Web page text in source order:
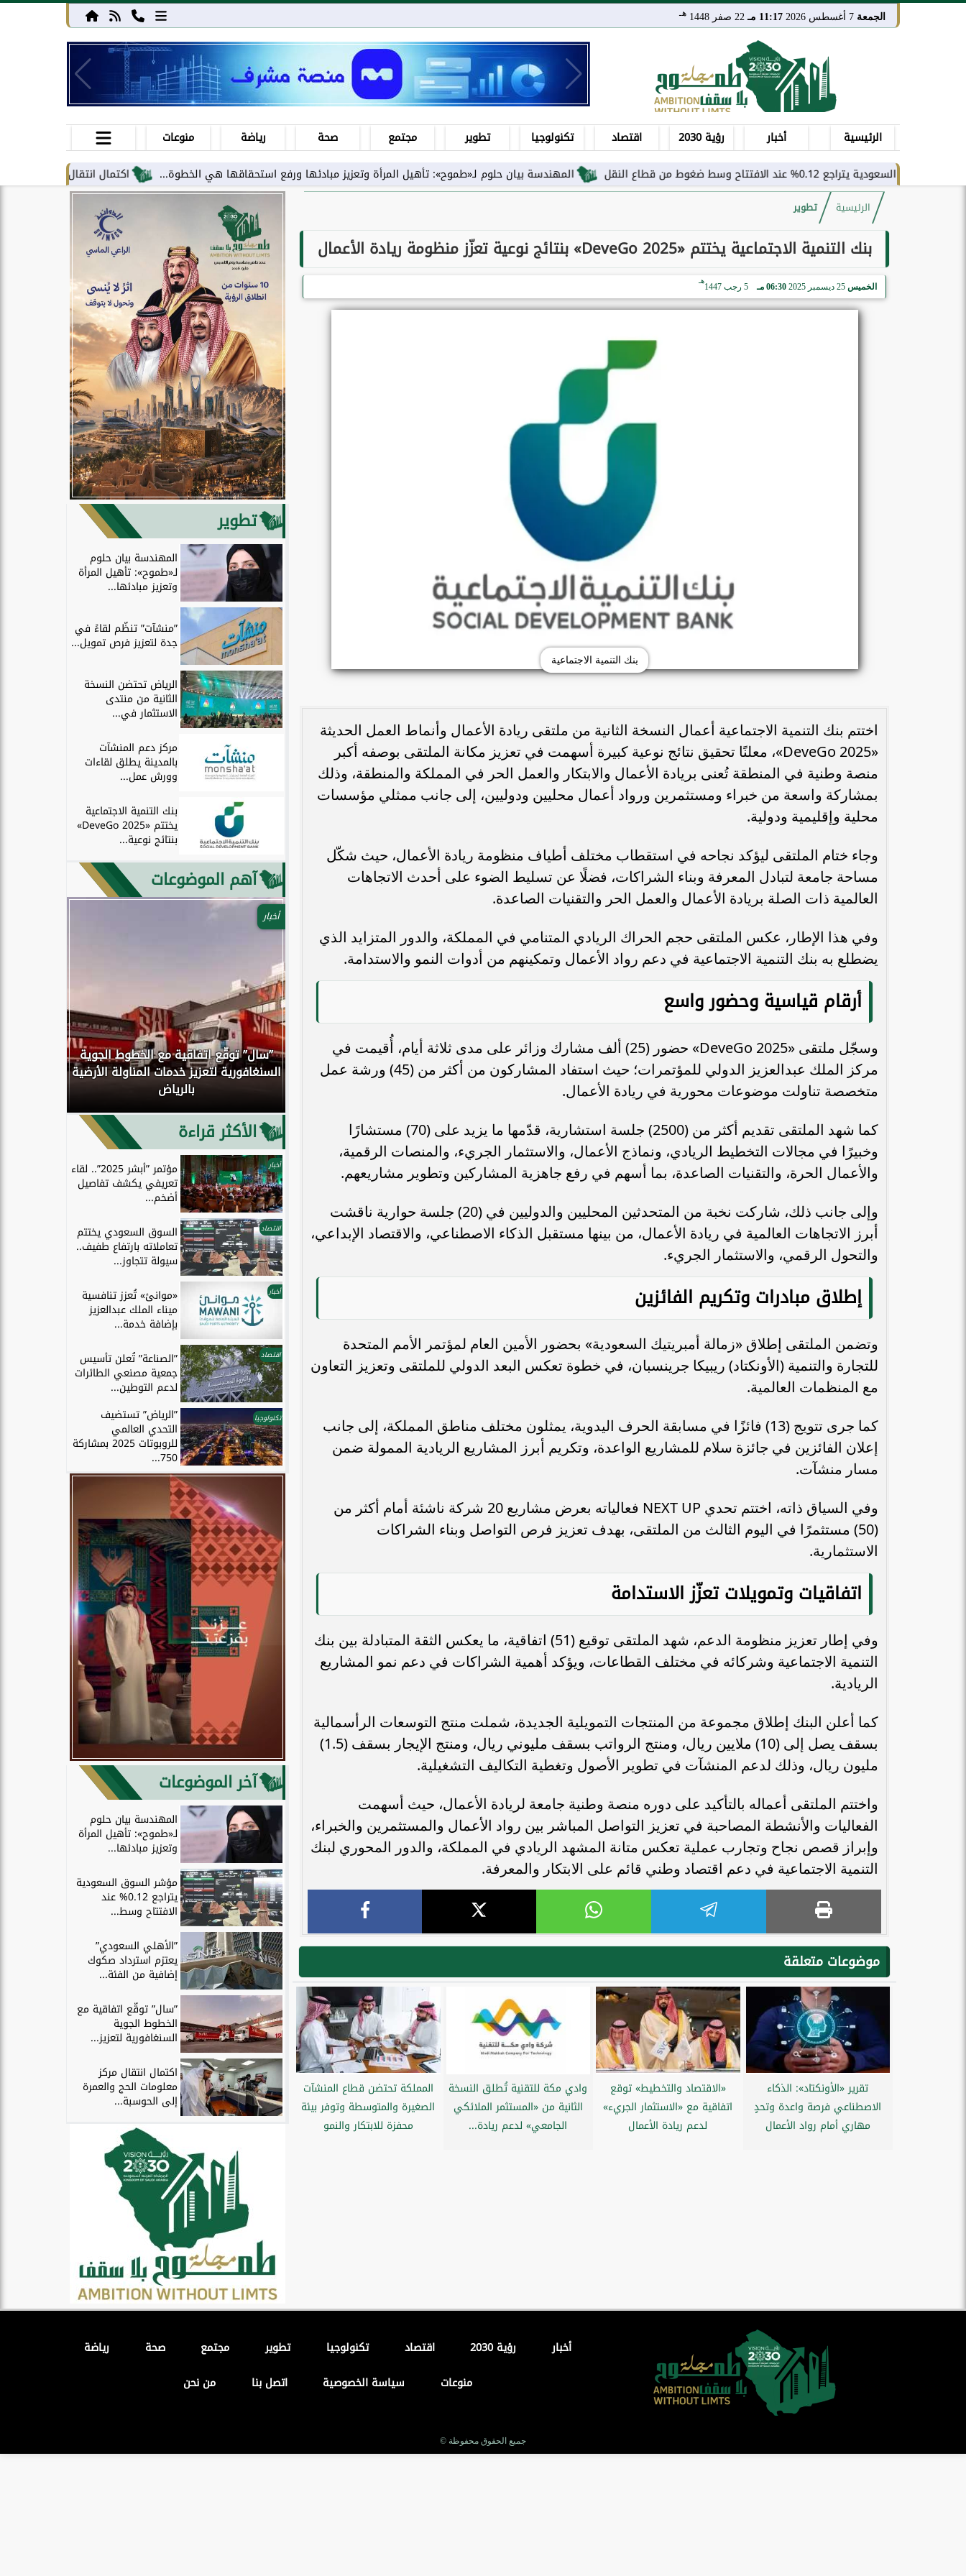
الجمعة 11:17 مـ 22 صفر 1448 هـ
الرئيسية أخبار رؤية 2030 اقتصاد تكنولوجيا تطوير مجتمع صحة رياضة
منوعات
اكتمال انتقال مركز معلومات الحج والعمرة
المهندسة بيان حلوم لـ«طموح»: تأهيل المرأة وتعزيز مبادئها ورفع استحقاقها هي الخطوة... عند الافتتاح وسط ضغوط من قطاع النقل
الرئيسية تطوير
بنك التنمية الاجتماعية يختتم «DeveGo 2025» بنتائج نوعية تعزّز منظومة ريادة الأعمال
الخميس 25 ديسمبر 2025 06:30 مـ 5 رجب 1447
هـ
بنك التنمية الاجتماعية
اختتم بنك التنمية الاجتماعية أعمال النسخة الثانية من ملتقى ريادة الأعمال وأنماط العمل الحديثة
«DeveGo 2025»، معلنًا تحقيق نتائج نوعية كبيرة أسهمت في تعزيز مكانة الملتقى بوصفه أكبر
منصة وطنية في المنطقة تُعنى بريادة الأعمال والابتكار والعمل الحر في المملكة والمنطقة، وذلك
بمشاركة واسعة من خبراء ومستثمرين ورواد أعمال محليين ودوليين، إلى جانب ممثلي مؤسسات
محلية وإقليمية ودولية.
وجاء ختام الملتقى ليؤكد نجاحه في استقطاب مختلف أطياف منظومة ريادة الأعمال، حيث شكّل
مساحة جامعة لتبادل المعرفة وبناء الشراكات، فضلًا عن تسليط الضوء على أحدث الاتجاهات
العالمية ذات الصلة بريادة الأعمال والعمل الحر والتقنيات الصاعدة.
وفي هذا الإطار، عكس الملتقى حجم الحراك الريادي المتنامي في المملكة، والدور المتزايد الذي
يضطلع به بنك التنمية الاجتماعية في دعم رواد الأعمال وتمكينهم من أدوات النمو والاستدامة.
أرقام قياسية وحضور واسع
وسجّل ملتقى «DeveGo 2025» حضور (25) ألف مشارك وزائر على مدى ثلاثة أيام، أُقيمت في
مركز الملك عبدالعزيز الدولي للمؤتمرات؛ حيث استفاد المشاركون من أكثر من (45) ورشة عمل
متخصصة تناولت موضوعات محورية في ريادة الأعمال.
كما شهد الملتقى تقديم أكثر من (2500) جلسة استشارية، قدّمها ما يزيد على (70) مستشارًا
وخبيرًا في مجالات التخطيط الريادي، ونماذج الأعمال، والاستثمار الجريء، والمنصات الرقمية،
والأعمال الحرة، والتقنيات الصاعدة، بما أسهم في رفع جاهزية المشاركين وتطوير مشاريعهم.
وإلى جانب ذلك، شاركت نخبة من المتحدثين المحليين والدوليين في (20) جلسة حوارية ناقشت
أبرز الاتجاهات العالمية في ريادة الأعمال، من بينها مستقبل الذكاء الاصطناعي، والاقتصاد الإبداعي،
والتحول الرقمي، والاستثمار الجريء.
إطلاق مبادرات وتكريم الفائزين
وتضمن الملتقى إطلاق «زمالة أمبريتيك السعودية» بحضور الأمين العام لمؤتمر الأمم المتحدة
للتجارة والتنمية (الأونكتاد) ريبيكا جرينسبان، في خطوة تعكس البعد الدولي للملتقى وتعزيز التعاون
مع المنظمات العالمية.
كما جرى تتويج (13) فائزًا في مسابقة الحرف اليدوية، يمثلون مختلف مناطق المملكة، إلى جانب
إعلان الفائزين في جائزة سلام للمشاريع الواعدة، وتكريم أبرز المشاريع الريادية الممولة ضمن
مسار منشآت.
وفي السياق ذاته، اختتم تحدي NEXT UP فعالياته بعرض مشاريع 20 شركة ناشئة أمام أكثر من
(50) مستثمرًا في اليوم الثالث من الملتقى، بهدف تعزيز فرص التواصل وبناء الشراكات
الاستثمارية.
اتفاقيات وتمويلات تعزّز الاستدامة
وفي إطار تعزيز منظومة الدعم، شهد الملتقى توقيع (51) اتفاقية، ما يعكس الثقة المتبادلة بين بنك
التنمية الاجتماعية وشركائه في مختلف القطاعات، ويؤكد أهمية الشراكات في دعم نمو المشاريع
الريادية.
كما أعلن البنك إطلاق مجموعة من المنتجات التمويلية الجديدة، شملت منتج التوسعات الرأسمالية
بسقف يصل إلى (10) ملايين ريال، ومنتج الرواتب بسقف مليوني ريال، ومنتج الإيجار بسقف (1.5)
مليون ريال، وذلك لدعم المنشآت في تطوير الأصول وتغطية التكاليف التشغيلية.
واختتم الملتقى أعماله بالتأكيد على دوره منصة وطنية جامعة لريادة الأعمال، حيث أسهمت
الفعاليات والأنشطة المصاحبة في تعزيز التواصل المباشر بين رواد الأعمال والمستثمرين والخبراء،
وإبراز قصص نجاح وتجارب عملية تعكس متانة المشهد الريادي في المملكة، والدور المحوري لبنك
التنمية الاجتماعية في دعم اقتصاد وطني قائم على الابتكار والمعرفة.
موضوعات متعلقة
تقرير «الأونكتاد»: الذكاء
الاصطناعي فرصة واعدة وتحدٍ
مهاري أمام رواد الأعمال
«الاقتصاد والتخطيط» توقع
اتفاقية مع «الاستثمار الجريء»
لدعم ريادة الأعمال
وادي مكة للتقنية تُطلق النسخة
الثانية من «المستثمر الملائكي
الجامعي» لدعم ريادة...
المملكة تحتضن قطاع المنشآت
الصغيرة والمتوسطة وتوفر بيئة
محفزة للابتكار والنمو
تطوير
المهندسة بيان حلوم
لـ«طموح»: تأهيل المرأة
وتعزيز مبادئها...
”منشآت” تنظّم لقاءً في
جدة لتعزيز فرص تمويل...
الرياض تحتضن النسخة
الثانية من منتدى
الاستثمار في...
مركز دعم المنشآت
بالمدينة يطلق لقاءات
وورش عمل...
بنك التنمية الاجتماعية
يختتم «DeveGo 2025»
بنتائج نوعية...
آهم الموضوعات
المهندسة بيان حلوم لـ«طموح»: تأهيل
المرأة وتعزيز مبادئها ورفع استحقاقها
هي الخطوة...
مؤشر السوق السعودية يتراجع 0.12% عند
الافتتاح وسط ضغوط من قطاع النقل
”الأهلي السعودي” يعتزم استرداد صكوك
أخبار
”سال” توقّع اتفاقية مع الخطوط الجوية
السنغافورية لتعزيز خدمات المناولة الأرضية
بالرياض
الأكثر قراءة
أخبار مؤتمر ”أبشر 2025”.. لقاء
تعريفي يكشف تفاصيل
أضخم...
اقتصاد السوق السعودي يختتم
تعاملاته بارتفاع طفيف..
سيولة تتجاوز...
أخبار «موانئ» تُعزز تنافسية
ميناء الملك عبدالعزيز
بإضافة خدمة...
اقتصاد ”الصناعة” تُعلن تأسيس
جمعية مصنعي الطائرات
لدعم التوطين...
تكنولوجيا ”الرياض” تستضيف
التحدي العالمي
للروبوتات 2025 بمشاركة
750...
آخر الموضوعات
المهندسة بيان حلوم
لـ«طموح»: تأهيل المرأة
وتعزيز مبادئها...
مؤشر السوق السعودية
يتراجع 0.12% عند
الافتتاح وسط...
”الأهلي السعودي”
يعتزم استرداد صكوك
إضافية من الفئة...
”سال” توقّع اتفاقية مع
الخطوط الجوية
السنغافورية لتعزيز...
اكتمال انتقال مركز
معلومات الحج والعمرة
إلى الحوسبة...
أخبار رؤية 2030 اقتصاد تكنولوجيا تطوير مجتمع صحة
رياضة
منوعات
سياسة الخصوصية اتصل بنا من نحن
جميع الحقوق محفوظة ©